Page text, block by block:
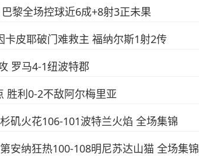
黎全场控球近6成+8射3正未果
皮耶破门难救主 福纳尔斯1射2传
罗马4-1纽波特郡
胜利0-2不敌阿尔梅里亚
矶火花106-101波特兰火焰 全场集锦
安纳狂热100-108明尼苏达山猫 全场集锦